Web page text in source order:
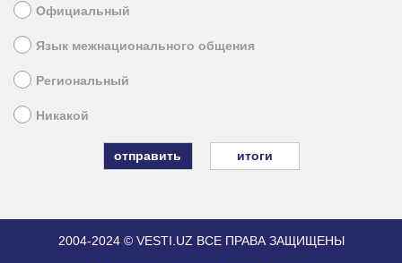
Официальный
Язык межнационального общения
Региональный
Никакой
итоги
2004-2024 © VESTI.UZ ВСЕ ПРАВА ЗАЩИЩЕНЫ